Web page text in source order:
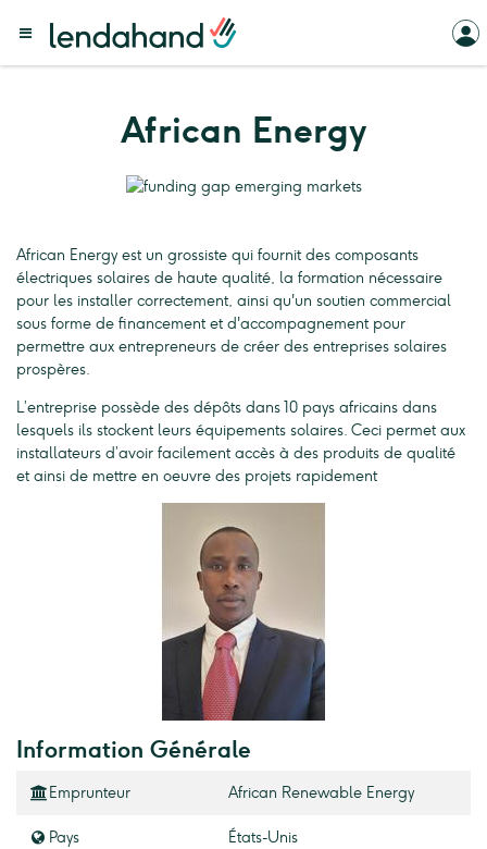
African Energy
African Energy est un grossiste qui fournit des composants
électriques solaires de haute qualité, la formation nécessaire
pour les installer correctement, ainsi qu'un soutien commercial
sous forme de financement et d'accompagnement pour
permettre aux entrepreneurs de créer des entreprises solaires
prospères.
L’entreprise possède des dépôts dans 10 pays africains dans
lesquels ils stockent leurs équipements solaires. Ceci permet aux
installateurs d’avoir facilement accès à des produits de qualité
et ainsi de mettre en oeuvre des projets rapidement
Information Générale
Emprunteur African Renewable Energy
Pays États-Unis